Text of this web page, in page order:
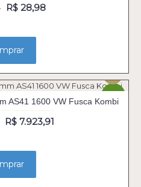
R$ 28,98
AS41 1600 VW Fusca Kombi
R$ 7.923,91